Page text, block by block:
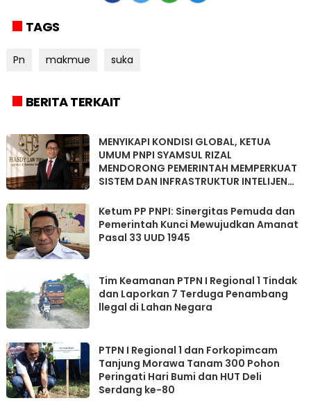
TAGS
Pn makmue suka
BERITA TERKAIT
MENYIKAPI KONDISI GLOBAL, KETUA
UMUM PNPI SYAMSUL RIZAL
MENDORONG PEMERINTAH MEMPERKUAT
SISTEM DAN INFRASTRUKTUR INTELIJEN
Ketum PP PNPI: Sinergitas Pemuda dan
Pemerintah Kunci Mewujudkan Amanat
Pasal 33 UUD 1945
Tim Keamanan PTPN I Regional 1 Tindak
dan Laporkan 7 Terduga Penambang
llegal di Lahan Negara
PTPN I Regional 1 dan Forkopimcam
Tanjung Morawa Tanam 300 Pohon
Peringati Hari Bumi dan HUT Deli
Serdang ke-80